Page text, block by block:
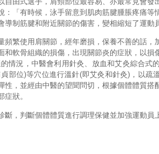
：「有時候，泳手留意到肌肉筋腱腫脹疼痛等
導制筋腱和附近關節的傷害，變相縮短了運動
頻繁使用肩關節，經年磨損，保養不善的話，
和軟骨組織的損傷，出現關節炎的症狀，以損
情況，中醫會利用針灸、放血和艾灸綜合式
部位)等穴位進行溫針(即艾灸和針灸)，以疏
性，並經由中醫的望聞問切，根據個體體質搭
狀。
斷，判斷個體體質進行調理保健並加強運動員